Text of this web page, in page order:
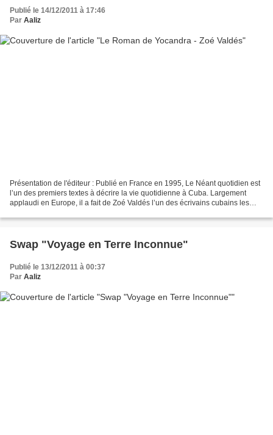
Publié le 14/12/2011 à 17:46
Par Aaliz
Présentation de l'éditeur : Publié en France en 1995, Le Néant quotidien est
l’un des premiers textes à décrire la vie quotidienne à Cuba. Largement
applaudi en Europe, il a fait de Zoé Valdés l’un des écrivains cubains les
Swap "Voyage en Terre Inconnue"
Publié le 13/12/2011 à 00:37
Par Aaliz